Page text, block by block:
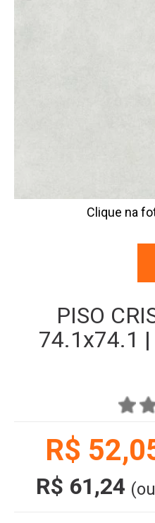
Clique na
PISO
74.1x74.1 |
R$
R$ 61,24